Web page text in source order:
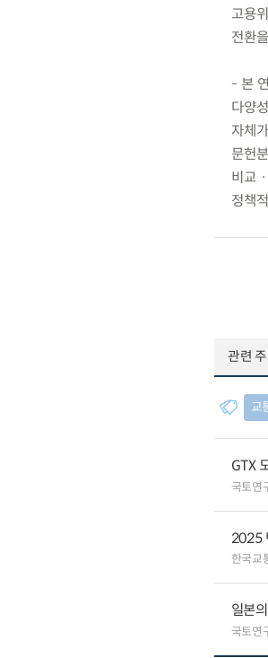
고용
전환
- 본
다양
자체
문헌
비교
정책
관련
교
GTX
국토연
2025
한국교
일본
국토연